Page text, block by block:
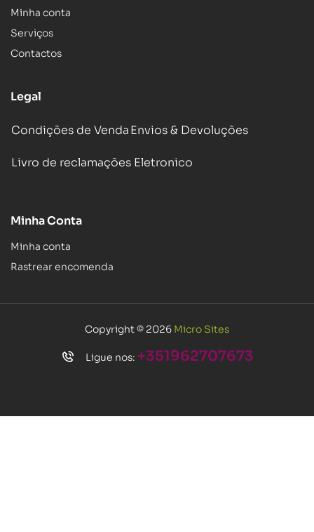
Minha conta
Serviços
Contactos
Legal
Condições de VendaEnvios & Devoluções
Livro de reclamações Eletronico
Minha Conta
Minha conta
Rastrear encomenda
Copyright © 2026 Micro Sites
Ligue nos: +351962707673